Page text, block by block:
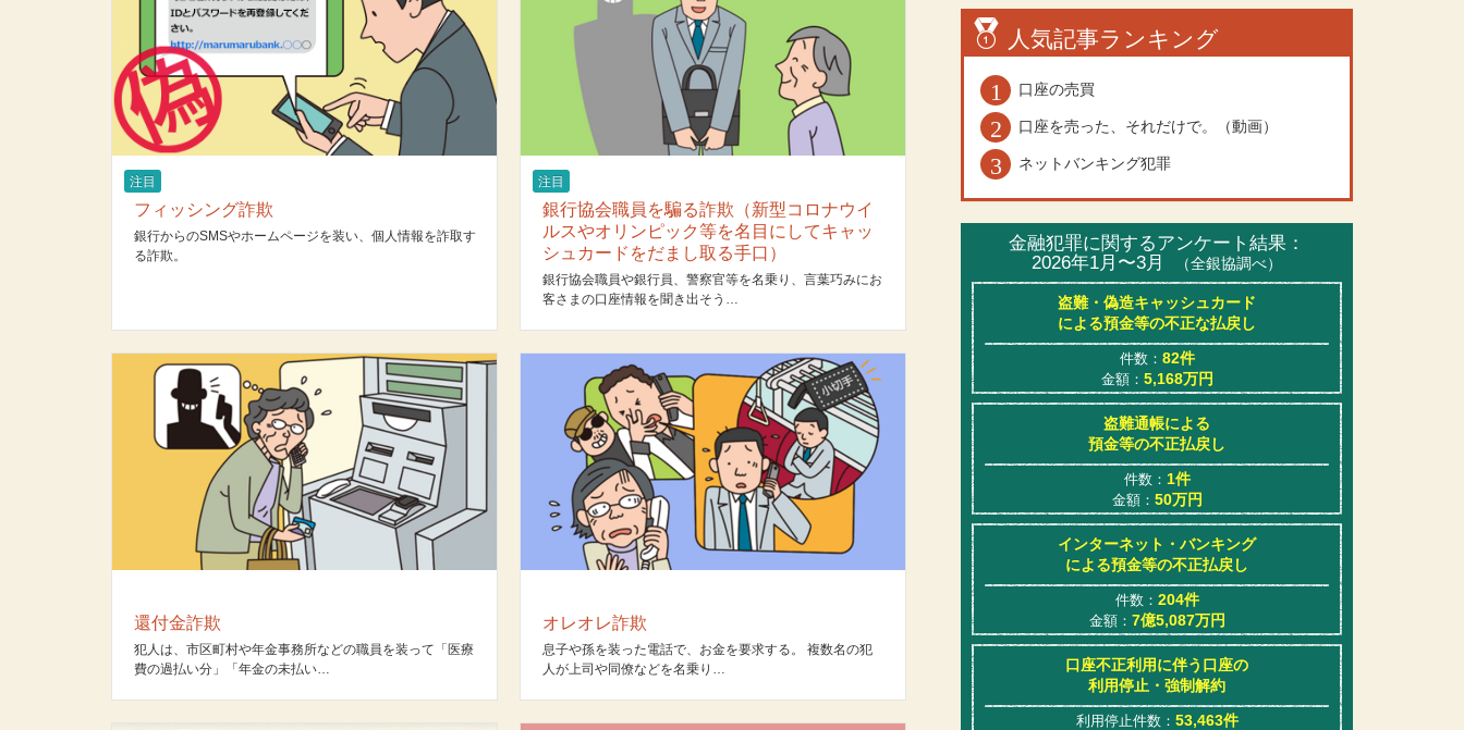
注目
フィッシング詐欺
銀行からのSMSやホームページを装い、個人情報を詐取す
る詐欺。
注目
銀行協会職員を騙る詐欺（新型コロナウイ
ルスやオリンピック等を名目にしてキャッ
シュカードをだまし取る手口）
銀行協会職員や銀行員、警察官等を名乗り、言葉巧みにお
客さまの口座情報を聞き出そう…
還付金詐欺
犯人は、市区町村や年金事務所などの職員を装って「医療
費の過払い分」「年金の未払い…
オレオレ詐欺
息子や孫を装った電話で、お金を要求する。 複数名の犯
人が上司や同僚などを名乗り…
人気記事ランキング
口座の売買
口座を売った、それだけで。（動画）
ネットバンキング犯罪
金融犯罪に関するアンケート結果：
2026年1月〜3月
（全銀協調べ）
盗難・偽造キャッシュカード
による預金等の不正な払戻し
件数： 82件
金額： 5,168万円
盗難通帳による
預金等の不正払戻し
件数： 1件
金額： 50万円
インターネット・バンキング
による預金等の不正払戻し
件数： 204件
金額： 7億5,087万円
口座不正利用に伴う口座の
利用停止・強制解約
利用停止件数： 53,463件